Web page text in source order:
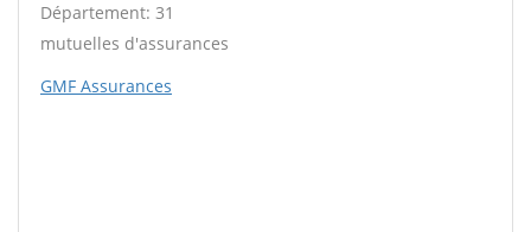
Département: 31
mutuelles d'assurances
GMF Assurances